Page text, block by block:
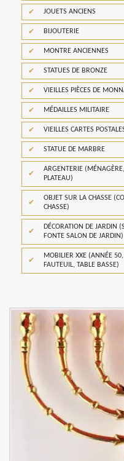
JOUETS ANCIENS
BIJOUTERIE
MONTRE ANCIENNES
STATUES DE BRONZE
VIEILLES PIÈCES DE
MÉDAILLES MILITAIRE
VIEILLES CARTES
STATUE DE MARBRE
ARGENTERIE
PLATEAU)
OBJET SUR LA CHASSE
CHASSE)
DÉCORATION DE JARDIN
FONTE SALON DE JARDIN)
MOBILIER XXE (ANNÉE
FAUTEUIL, TABLE BASSE)